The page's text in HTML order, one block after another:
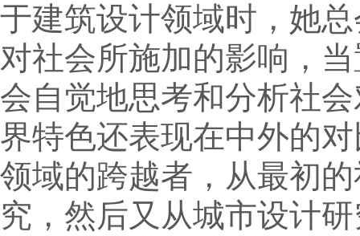
于建筑设计领域时，她
对社会所施加的影响，
会自觉地思考和分析社
界特色还表现在中外的
领域的跨越者，从最初
究，然后又从城市设计